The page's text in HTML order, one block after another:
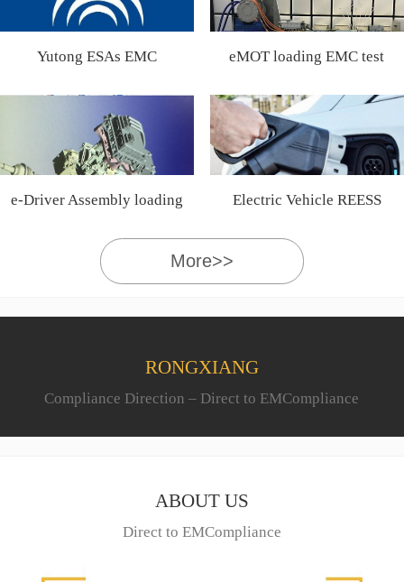
Yutong ESAs EMC
eMOT loading EMC test
e-Driver Assembly loading
Electric Vehicle REESS
More>>
RONGXIANG
Compliance Direction – Direct to EMCompliance
ABOUT US
Direct to EMCompliance